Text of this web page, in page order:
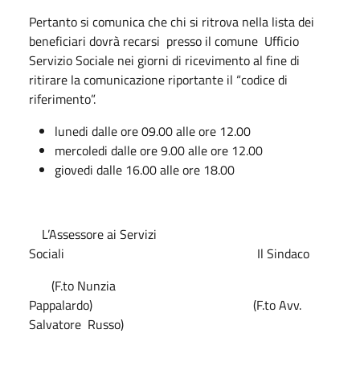
Pertanto si comunica che chi si ritrova nella lista dei
beneficiari dovrà recarsi presso il comune Ufficio
Servizio Sociale nei giorni di ricevimento al fine di
ritirare la comunicazione riportante il “codice di
riferimento”.
lunedi dalle ore 09.00 alle ore 12.00
mercoledi dalle ore 9.00 alle ore 12.00
giovedi dalle 16.00 alle ore 18.00
L’Assessore ai Servizi
Sociali Il Sindaco
(F.to Nunzia
Pappalardo) (F.to Avv.
Salvatore Russo)